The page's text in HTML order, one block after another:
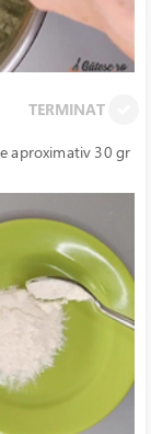
TERMINAT
aproximativ 30 gr